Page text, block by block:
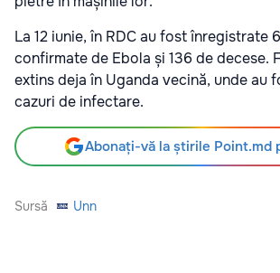
La 12 iunie, în RDC au fost înregistrate
confirmate de Ebola și 136 de decese.
extins deja în Uganda vecină, unde au
cazuri de infectare.
Abonați-vă la știrile Point.md
Sursă Unn